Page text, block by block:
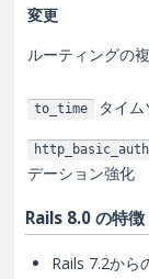
変更
ルーティングの
to_time タイ
デーション強化
Rails 8.0 の特徴
Rails 7.2から